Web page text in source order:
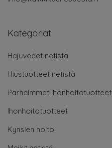
Kategoriat
Hajuvedet netistä
Hiustuotteet netistä
Parhaimmat ihonhoitotuotteet
Ihonhoitotuotteet
Kynsien hoito